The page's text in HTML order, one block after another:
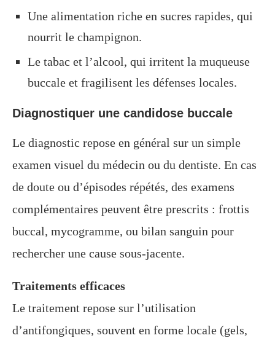
Une alimentation riche en sucres rapides, qui
nourrit le champignon.
Le tabac et l’alcool, qui irritent la muqueuse
buccale et fragilisent les défenses locales.
Diagnostiquer une candidose buccale
Le diagnostic repose en général sur un simple
examen visuel du médecin ou du dentiste. En cas
de doute ou d’épisodes répétés, des examens
complémentaires peuvent être prescrits : frottis
buccal, mycogramme, ou bilan sanguin pour
rechercher une cause sous-jacente.
Traitements efficaces
Le traitement repose sur l’utilisation
d’antifongiques, souvent en forme locale (gels,